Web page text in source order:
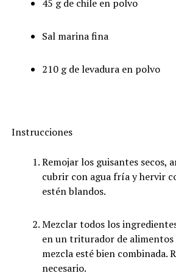
45 g de chile en polvo
Sal marina fina
210 g de levadura en polvo
Instrucciones
Remojar los guisantes secos,
cubrir con agua fría y hervir
estén blandos.
Mezclar todos los
en un triturador de alimentos
mezcla esté bien combinada.
necesario.